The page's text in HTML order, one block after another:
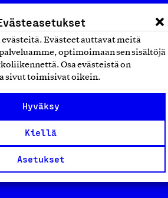
Evästeet auttavat meitä
optimoimaan sen sisältöjä
Osa evästeistä on
sivut toimisivat oikein.
Hyväksy
Kiellä
Asetukset
-merkki